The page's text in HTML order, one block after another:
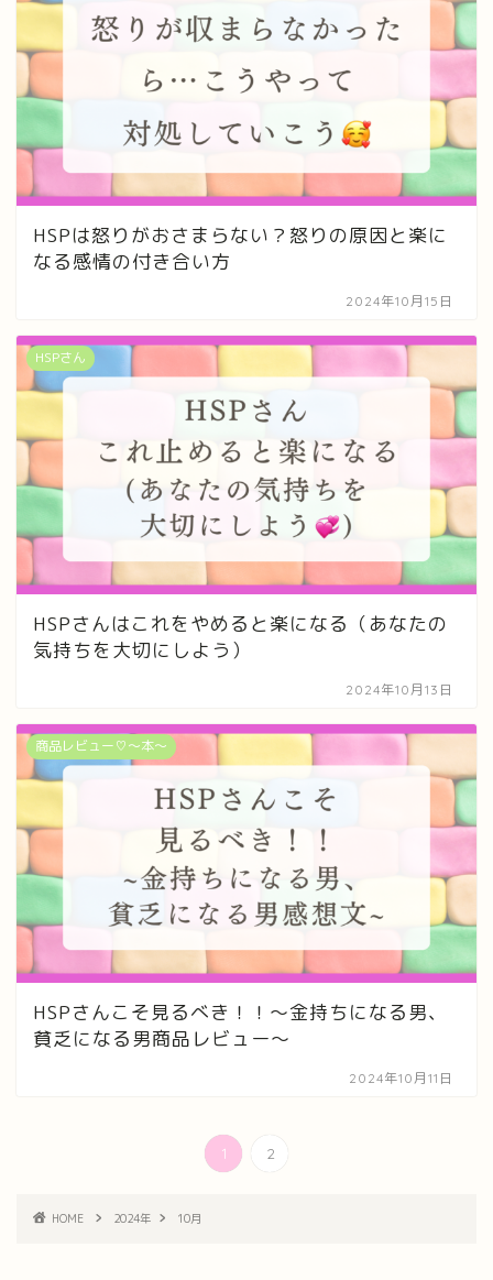
HSPは怒りがおさまらない？怒りの原因と楽に
なる感情の付き合い方
2024年10月15日
HSPさん
HSPさんはこれをやめると楽になる（あなたの
気持ちを大切にしよう）
2024年10月13日
商品レビュー♡〜本〜
HSPさんこそ見るべき！！〜金持ちになる男、
貧乏になる男商品レビュー〜
2024年10月11日
1 2
HOME 2024年 10月